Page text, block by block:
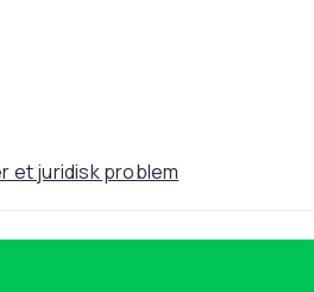
et juridisk problem